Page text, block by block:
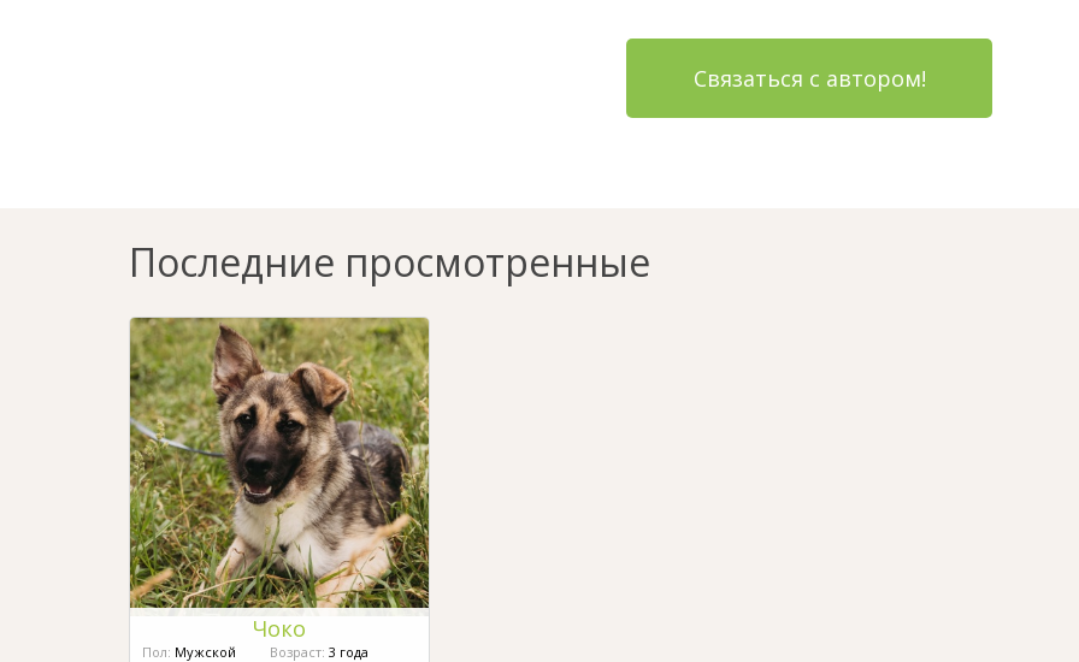
Связаться с автором!
Последние просмотренные
Чоко
Пол: Мужской Возраст: 3 года